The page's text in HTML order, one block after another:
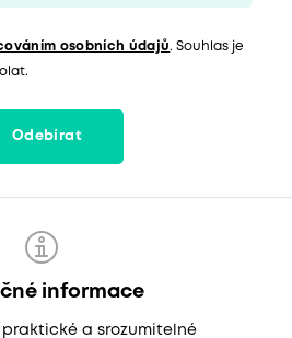
osobních údajů. Souhlas je
Odebírat
informace
praktické a srozumitelné